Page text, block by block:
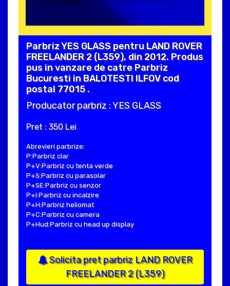
Parbriz YES GLASS pentru LAND ROVER
FREELANDER 2 (L359), din 2012. Produs
pus in vanzare de catre Parbriz
Bucuresti in BALOTESTI ILFOV cod
postal 77015 .
Producator parbriz : YES GLASS
Pret : 350 Lei
Abrevieri parbrize:
P:Parbriz clar
P+V:Parbriz cu tenta verde
P+S:Parbriz cu parasolar
P+SE:Parbriz cu senzor
P+I:Parbriz cu incalzire
P+H:Parbriz heliomat
P+C:Parbriz cu camera
P+Hud:Parbriz cu head up display
Solicita pret parbriz LAND ROVER
FREELANDER 2 (L359)